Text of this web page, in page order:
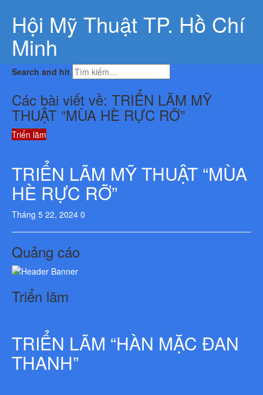
Hội Mỹ Thuật TP. Hồ Chí
Minh
Search and hit
Các bài viết về: TRIỂN LÃM MỸ
THUẬT “MÙA HÈ RỰC RỠ”
Triển lãm
TRIỂN LÃM MỸ THUẬT “MÙA
HÈ RỰC RỠ”
Tháng 5 22, 2024 0
Quảng cáo
Triển lãm
TRIỂN LÃM “HÀN MẶC ĐAN
THANH”